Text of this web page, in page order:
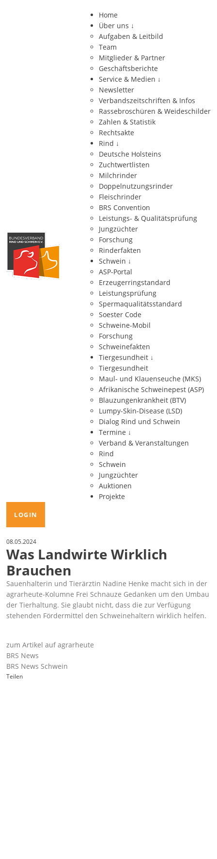
Home
Über uns ↓
Aufgaben & Leitbild
Team
Mitglieder & Partner
Geschäftsberichte
Service & Medien ↓
Newsletter
Verbandszeitschriften & Infos
Rassebroschüren & Weideschilder
Zahlen & Statistik
Rechtsakte
Rind ↓
Deutsche Holsteins
Zuchtwertlisten
Milchrinder
Doppelnutzungsrinder
Fleischrinder
BRS Convention
Leistungs- & Qualitätsprüfung
Jungzüchter
Forschung
Rinderfakten
Schwein ↓
ASP-Portal
Erzeugerringstandard
Leistungsprüfung
Spermaqualitätsstandard
Soester Code
Schweine-Mobil
Forschung
Schweinefakten
Tiergesundheit ↓
Tiergesundheit
Maul- und Klauenseuche (MKS)
Afrikanische Schweinepest (ASP)
Blauzungenkrankheit (BTV)
Lumpy-Skin-Disease (LSD)
Dialog Rind und Schwein
Termine ↓
Verband & Veranstaltungen
Rind
Schwein
Jungzüchter
Auktionen
Projekte
LOGIN
08.05.2024
Was Landwirte Wirklich
Brauchen
Sauenhalterin und Tierärztin Nadine Henke macht sich in der
agrarheute-Kolumne Frei Schnauze Gedanken um den Umbau
der Tierhaltung. Sie glaubt nicht, dass die zur Verfügung
stehenden Fördermittel den Schweinehaltern wirklich helfen.
zum Artikel auf agrarheute
BRS News
BRS News Schwein
Teilen